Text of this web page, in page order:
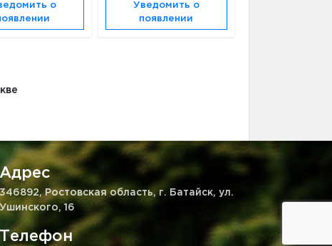
о
Уведомить о
появлении
Адрес
346892, Ростовская область, г. Батайск, ул.
Ушинского, 16
Телефон